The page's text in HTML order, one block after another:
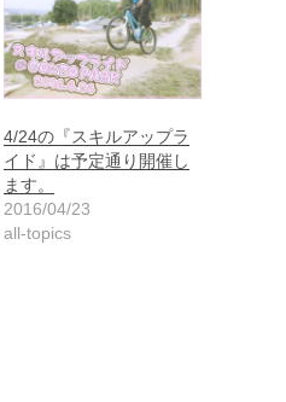
4/24の『スキルアップラ
イド』は予定通り開催し
ます。
2016/04/23
all-topics